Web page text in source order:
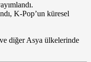
K-Pop’un küresel
diğer Asya ülkelerinde